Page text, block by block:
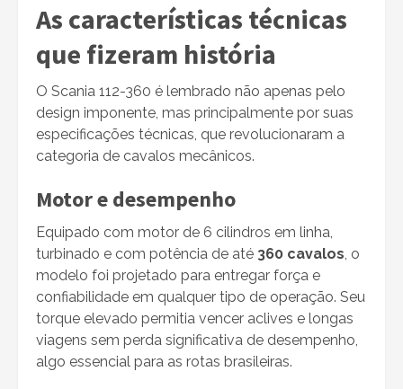
As características técnicas
que fizeram história
O Scania 112-360 é lembrado não apenas pelo
design imponente, mas principalmente por suas
especificações técnicas, que revolucionaram a
categoria de cavalos mecânicos.
Motor e desempenho
Equipado com motor de 6 cilindros em linha,
turbinado e com potência de até 360 cavalos, o
modelo foi projetado para entregar força e
confiabilidade em qualquer tipo de operação. Seu
torque elevado permitia vencer aclives e longas
viagens sem perda significativa de desempenho,
algo essencial para as rotas brasileiras.